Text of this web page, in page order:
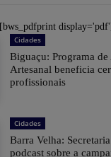
[bws_pdfprint
Cidades
Biguaçu: Programa
Artesanal beneficia
profissionais
Cidades
Barra Velha:
podcast sobre a